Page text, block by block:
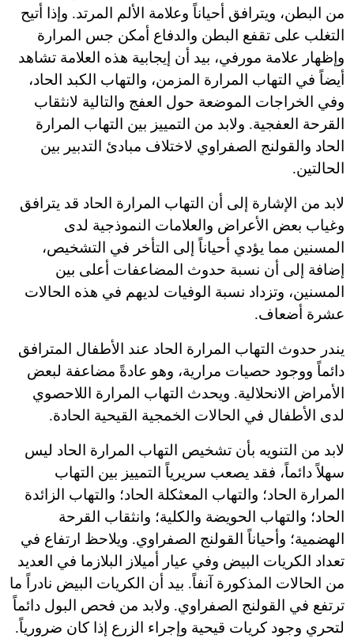
من البطن، ويترافق أحياناً وعلامة الألم المرتد. وإذا أتيح
التغلب على تقفع البطن والدفاع أمكن جس المرارة
وإظهار علامة مورفي، بيد أن إيجابية هذه العلامة تشاهد
أيضاً في التهاب المرارة المزمن، والتهاب الكبد الحاد،
وفي الخراجات الموضعة حول العفج والتالية لانثقاب
القرحة العفجية. ولابد من التمييز بين التهاب المرارة
الحاد والقولنج الصفراوي لاختلاف مبادئ التدبير بين
الحالتين.
لابد من الإشارة إلى أن التهاب المرارة الحاد قد يترافق
وغياب بعض الأعراض والعلامات النموذجية لدى
المسنين مما يؤدي أحياناً إلى التأخر في التشخيص،
إضافة إلى أن نسبة حدوث المضاعفات أعلى بين
المسنين، وتزداد نسبة الوفيات لديهم في هذه الحالات
عشرة أضعاف.
يندر حدوث التهاب المرارة الحاد عند الأطفال المترافق
دائماً ووجود حصيات مرارية، وهو عادةً مضاعفة لبعض
الأمراض الانحلالية. ويحدث التهاب المرارة اللاحصوي
لدى الأطفال في الحالات الخمجية القيحية الحادة.
لابد من التنويه بأن تشخيص التهاب المرارة الحاد ليس
سهلاً دائماً، فقد يصعب سريرياً التمييز بين التهاب
المرارة الحاد؛ والتهاب المعثكلة الحاد؛ والتهاب الزائدة
الحاد؛ والتهاب الحويضة والكلية؛ وانثقاب القرحة
الهضمية؛ وأحياناً القولنج الصفراوي. ويلاحظ ارتفاع في
تعداد الكريات البيض وفي عيار أميلاز البلازما في العديد
من الحالات المذكورة آنفاً. بيد أن الكريات البيض نادراً ما
ترتفع في القولنج الصفراوي. ولابد من فحص البول دائماً
لتحري وجود كريات قيحية وإجراء الزرع إذا كان ضرورياً.